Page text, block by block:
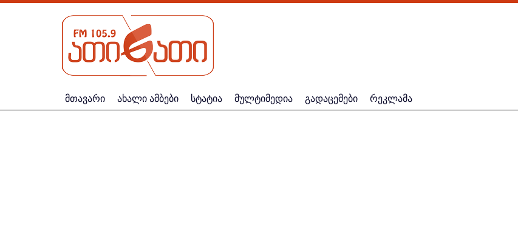
მთავარი ახალი ამბები სტატია მულტიმედია გადაცემები რეკლამა